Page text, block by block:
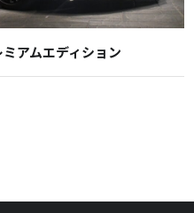
アムエディション